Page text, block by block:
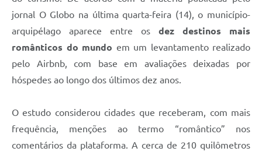
jornal O Globo na última quarta-feira (14), o município-
arquipélago aparece entre os dez destinos mais
românticos do mundo em um levantamento realizado
pelo Airbnb, com base em avaliações deixadas por
hóspedes ao longo dos últimos dez anos.
O estudo considerou cidades que receberam, com mais
frequência, menções ao termo “romântico” nos
comentários da plataforma. A cerca de 210 quilômetros